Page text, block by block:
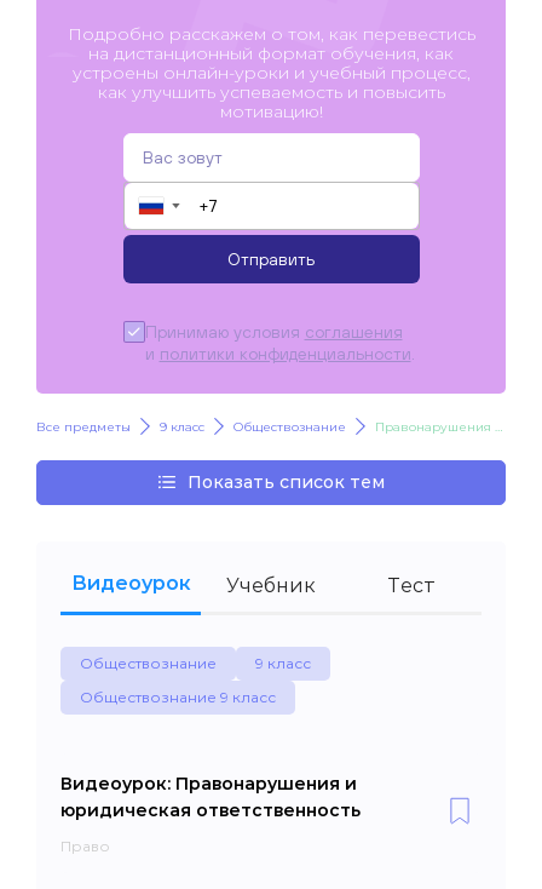
Подробно расскажем о том, как перевестись
на дистанционный формат обучения, как
устроены онлайн-уроки и учебный процесс,
как улучшить успеваемость и повысить
мотивацию!
▼
Отправить
Принимаю условия соглашения
и политики конфиденциальности
Все предметы 9 класс Обществознание Правонарушения и юридическая ответственность
Показать список тем
Видеоурок Учебник Тест
Обществознание
9 класс
Обществознание 9 класс
Видеоурок: Правонарушения и
юридическая ответственность
Право